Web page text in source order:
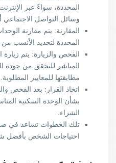
المحددة، سواءً عبر
وسائل التواصل الاجتماعي
المقارنة: يتم مقارنة
المحددة لتحديد الأنسب من
الفحص والزيارة: يتم
المباشر للتحقق من جودة
مطابقتها للمعايير المطلوبة.
اتخاذ القرار: بعد الفحص
بشأن الوحدة السكنية
الشراء.
تلك الخطوات تساعد في
احتياجات الشخص بأفضل